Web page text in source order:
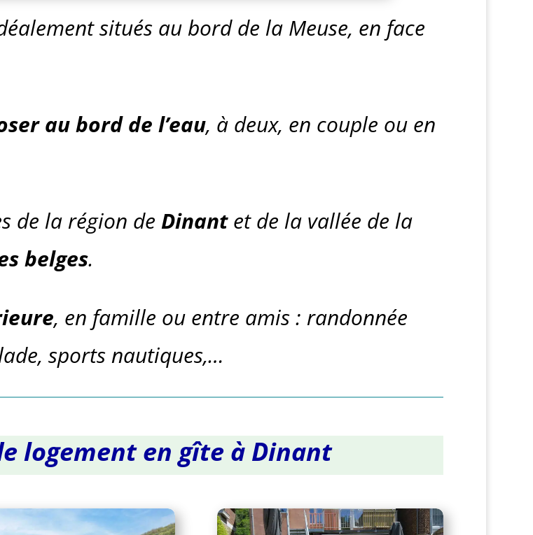
situés au bord de la Meuse, en face
au bord de l’eau, à deux, en couple ou en
de la région de Dinantet de la vallée de la
belges.
, en famille ou entre amis : randonnée
sports nautiques,…
logement en gîte à Dinant